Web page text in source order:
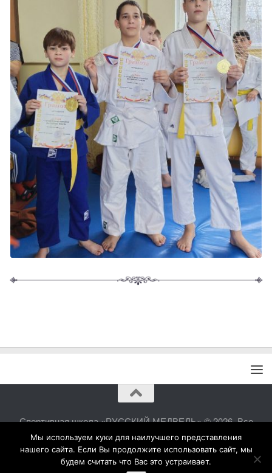
Спортивная школа «РУССКИЙ МЕДВЕДЬ» © 2026. Все
права защищены.
Мы используем куки для наилучшего представления
нашего сайта. Если Вы продолжите использовать сайт, мы
будем считать что Вас это устраивает.